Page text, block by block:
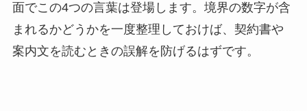
面でこの4つの言葉は登場します。境界の数字が含
まれるかどうかを一度整理しておけば、契約書や
案内文を読むときの誤解を防げるはずです。